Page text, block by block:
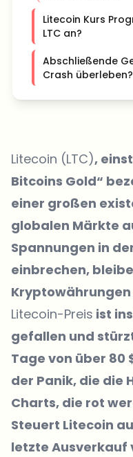
Litecoin Kurs
LTC an?
Abschließende
Crash überleben?
Litecoin (LTC),
Bitcoins Gold“
einer großen
globalen Märkte
Spannungen in
einbrechen,
Litecoin-Preis ist
gefallen und
Tage von über 80
der Panik, die die
Charts, die rot
Steuert Litecoin
letzte Ausverkauf